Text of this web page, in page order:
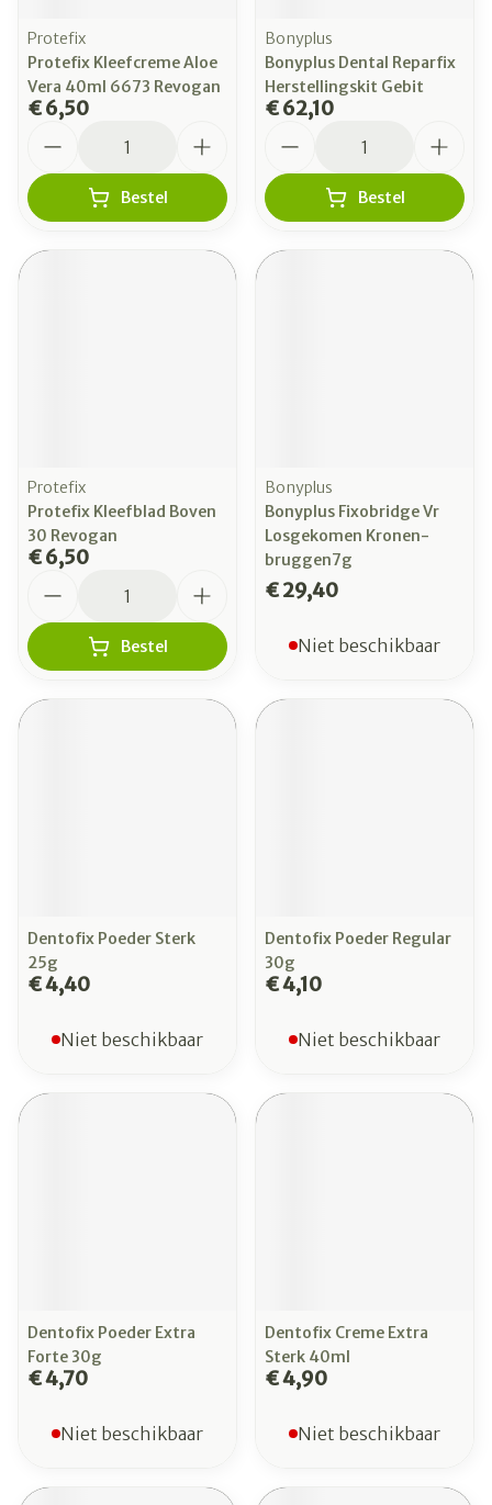
Protefix
Protefix Kleefcreme Aloe
Vera 40ml 6673 Revogan
€ 6,50
Bestel
Bonyplus
Bonyplus Dental Reparfix
Herstellingskit Gebit
€ 62,10
Bestel
Protefix
Protefix Kleefblad Boven
30 Revogan
€ 6,50
Bestel
Bonyplus
Bonyplus Fixobridge Vr
Losgekomen Kronen-
bruggen7g
€ 29,40
Niet beschikbaar
Dentofix Poeder Sterk
25g
€ 4,40
Niet beschikbaar
Dentofix Poeder Regular
30g
€ 4,10
Niet beschikbaar
Dentofix Poeder Extra
Forte 30g
€ 4,70
Niet beschikbaar
Dentofix Creme Extra
Sterk 40ml
€ 4,90
Niet beschikbaar